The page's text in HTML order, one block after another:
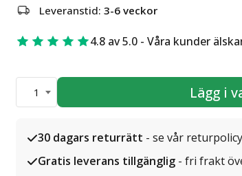
Leveranstid: 3-6 veckor
4.8 av 5.0 - Våra kunder
1 Lägg i
30 dagars returrätt - se vår returpolicy
Gratis leverans tillgänglig - fri frakt